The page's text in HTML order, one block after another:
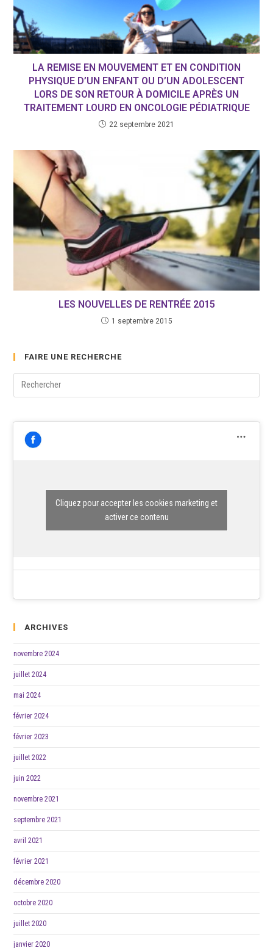
LA REMISE EN MOUVEMENT ET EN CONDITION
PHYSIQUE D’UN ENFANT OU D’UN ADOLESCENT
LORS DE SON RETOUR À DOMICILE APRÈS UN
TRAITEMENT LOURD EN ONCOLOGIE PÉDIATRIQUE
22 septembre 2021
LES NOUVELLES DE RENTRÉE 2015
1 septembre 2015
FAIRE UNE RECHERCHE
Cliquez pour accepter les cookies marketing et
activer ce contenu
ARCHIVES
novembre 2024
juillet 2024
mai 2024
février 2024
février 2023
juillet 2022
juin 2022
novembre 2021
septembre 2021
avril 2021
février 2021
décembre 2020
octobre 2020
juillet 2020
janvier 2020